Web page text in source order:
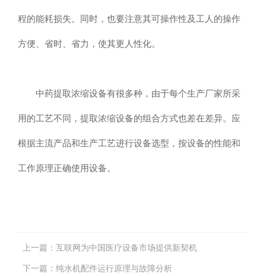
程的能耗损失。同时，也要注意其可操作性及工人的操作
方便、省时、省力，使其更人性化。
中药提取浓缩设备有很多种，由于每个生产厂家所采
用的工艺不同，提取浓缩设备的组合方式也差在差异。应
根据主流产品和生产工艺进行设备选型，按设备的性能和
工作原理正确使用设备。
上一篇： 互联网为中国医疗设备市场提供新契机
下一篇： 纯水机配件运行原理与故障分析